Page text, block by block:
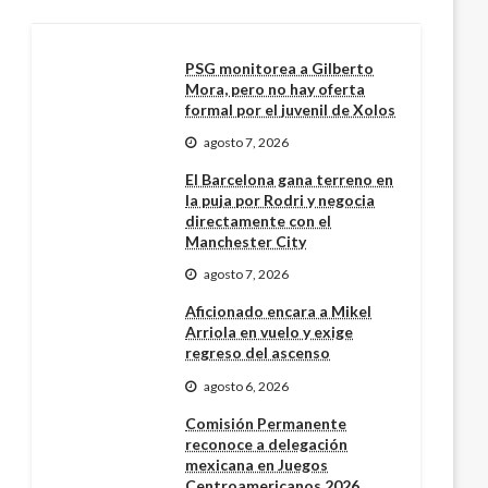
PSG monitorea a Gilberto
Mora, pero no hay oferta
formal por el juvenil de Xolos
agosto 7, 2026
El Barcelona gana terreno en
la puja por Rodri y negocia
directamente con el
Manchester City
agosto 7, 2026
Aficionado encara a Mikel
Arriola en vuelo y exige
regreso del ascenso
agosto 6, 2026
Comisión Permanente
reconoce a delegación
mexicana en Juegos